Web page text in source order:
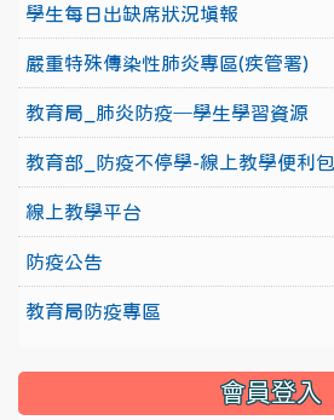
學生每日出缺席狀況填報
嚴重特殊傳染性肺炎專區(疾管署)
教育局_肺炎防疫─學生學習資源
教育部_防疫不停學-線上教學便利包
線上教學平台
防疫公告
教育局防疫專區
會員登入